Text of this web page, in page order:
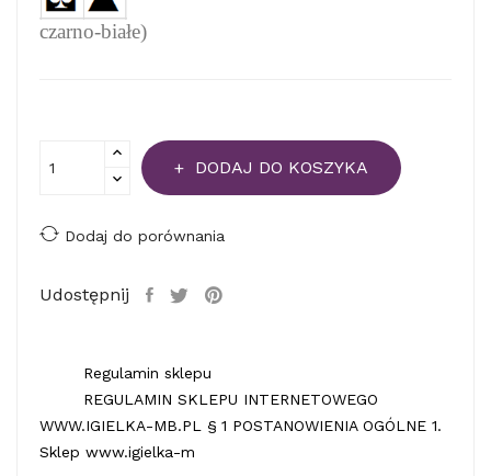
czarno-białe)
DODAJ DO KOSZYKA
Dodaj do porównania
Udostępnij
Regulamin sklepu
REGULAMIN SKLEPU INTERNETOWEGO
WWW.IGIELKA-MB.PL § 1 POSTANOWIENIA OGÓLNE 1.
Sklep www.igielka-m